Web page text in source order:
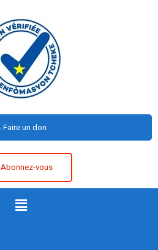
Faire un don
Abonnez-vous